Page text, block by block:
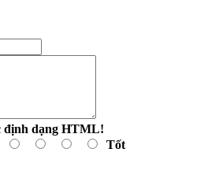
định dạng HTML!
Tốt